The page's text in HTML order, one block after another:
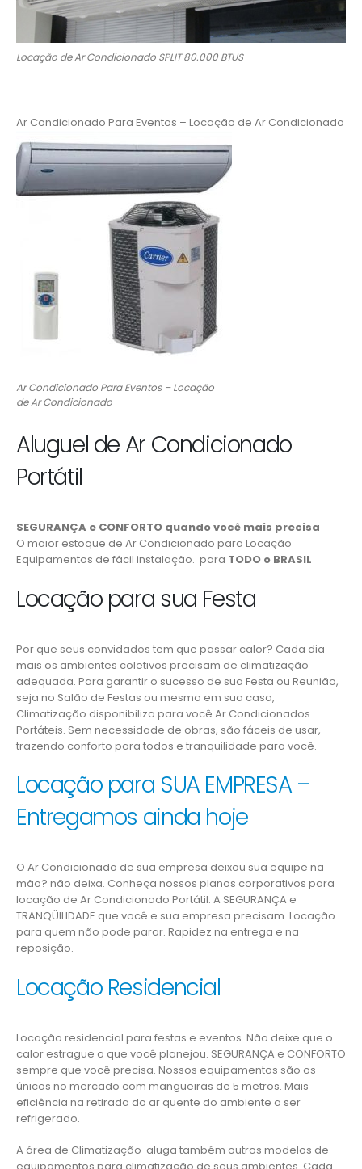
Locação de Ar Condicionado SPLIT 80.000 BTUS
Ar Condicionado Para Eventos – Locação de Ar Condicionado
Ar Condicionado Para Eventos – Locação
de Ar Condicionado
Aluguel de Ar Condicionado
Portátil
SEGURANÇA e CONFORTO quando você mais precisa
O maior estoque de Ar Condicionado para Locação
Equipamentos de fácil instalação. para TODO o BRASIL
Locação para sua Festa
Por que seus convidados tem que passar calor? Cada dia
mais os ambientes coletivos precisam de climatização
adequada. Para garantir o sucesso de sua Festa ou Reunião,
seja no Salão de Festas ou mesmo em sua casa,
Climatização disponibiliza para você Ar Condicionados
Portáteis. Sem necessidade de obras, são fáceis de usar,
trazendo conforto para todos e tranquilidade para você.
Locação para SUA EMPRESA –
Entregamos ainda hoje
O Ar Condicionado de sua empresa deixou sua equipe na
mão? não deixa. Conheça nossos planos corporativos para
locação de Ar Condicionado Portátil. A SEGURANÇA e
TRANQÜILIDADE que você e sua empresa precisam. Locação
para quem não pode parar. Rapidez na entrega e na
reposição.
Locação Residencial
Locação residencial para festas e eventos. Não deixe que o
calor estrague o que você planejou. SEGURANÇA e CONFORTO
sempre que você precisa. Nossos equipamentos são os
únicos no mercado com mangueiras de 5 metros. Mais
eficiência na retirada do ar quente do ambiente a ser
refrigerado.
A área de Climatização aluga também outros modelos de
equipamentos para climatização de seus ambientes. Cada